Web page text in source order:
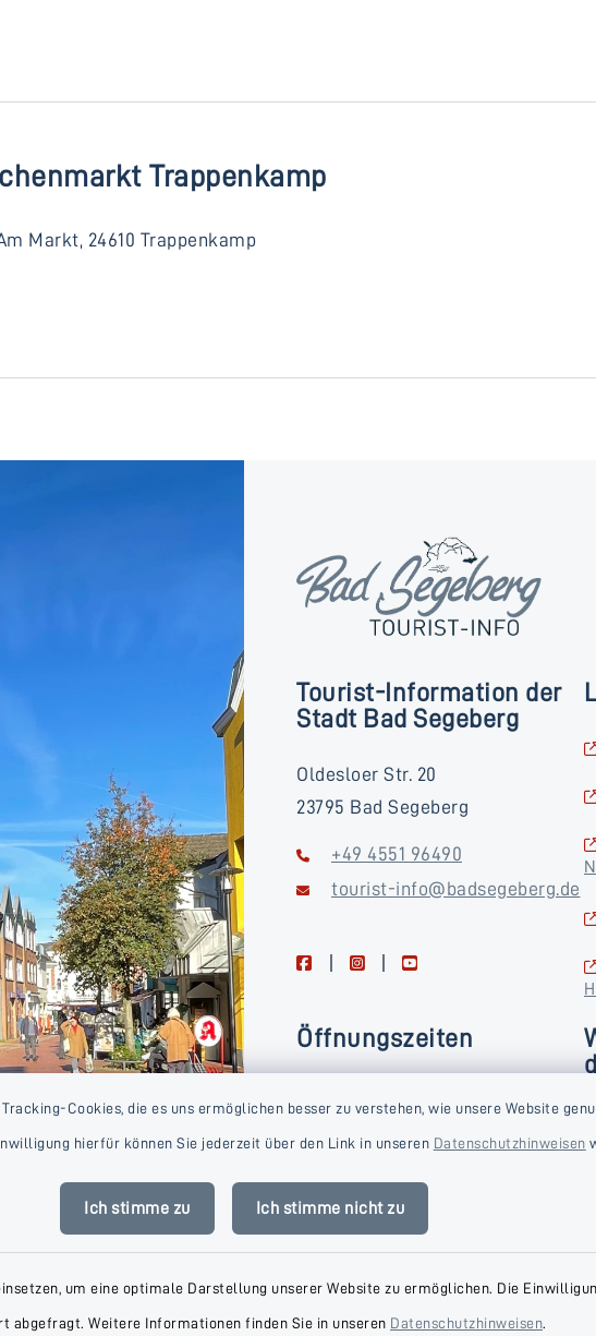
Cookies, die es uns ermöglichen besser zu verstehen, wie unsere Website
hierfür können Sie jederzeit über den Link in unseren Datenschutzhinweisen
Ich stimme zu Ich stimme nicht zu
um eine optimale Darstellung unserer Website zu ermöglichen. Die
abgefragt. Weitere Informationen finden Sie in unseren Datenschutzhinweisen.
Trappenkamp
Markt, 24610 Trappenkamp
Tourist-Information der
Stadt Bad Segeberg
Oldesloer Str. 20
23795 Bad Segeberg
+49 4551 96490
tourist-info@badsegeberg.de
facebookinstagramyoutube
Öffnungszeiten
Freitag
09:00-16:00 Uhr
Mittwoch
09:00-14:00 Uhr